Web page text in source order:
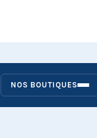
NOS BOUTIQUES